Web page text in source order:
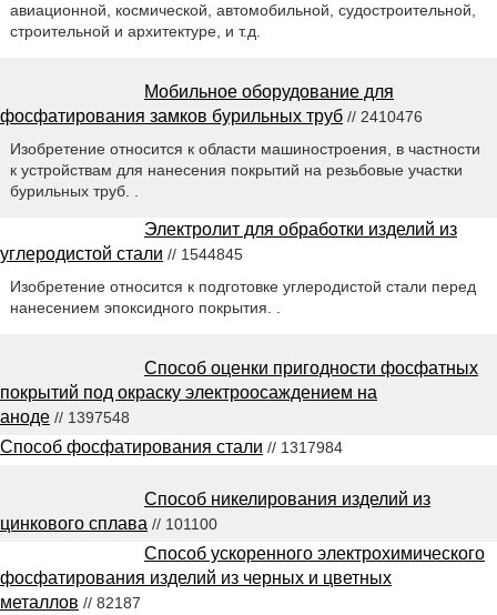
авиационной, космической, автомобильной, судостроительной,
строительной и архитектуре, и т.д.
Мобильное оборудование для
фосфатирования замков бурильных труб // 2410476
Изобретение относится к области машиностроения, в частности
к устройствам для нанесения покрытий на резьбовые участки
бурильных труб. .
Электролит для обработки изделий из
углеродистой стали // 1544845
Изобретение относится к подготовке углеродистой стали перед
нанесением эпоксидного покрытия. .
Способ оценки пригодности фосфатных
покрытий под окраску электроосаждением на
аноде // 1397548
Способ фосфатирования стали // 1317984
Способ никелирования изделий из
цинкового сплава // 101100
Способ ускоренного электрохимического
фосфатирования изделий из черных и цветных
металлов // 82187